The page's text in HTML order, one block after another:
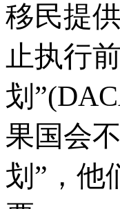
移民提
止执行
划
果国会
划”，他